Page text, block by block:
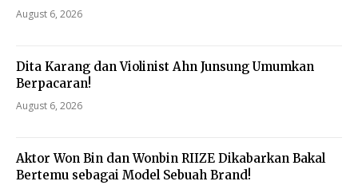
August 6, 2026
Dita Karang dan Violinist Ahn Junsung Umumkan
Berpacaran!
August 6, 2026
Aktor Won Bin dan Wonbin RIIZE Dikabarkan Bakal
Bertemu sebagai Model Sebuah Brand!